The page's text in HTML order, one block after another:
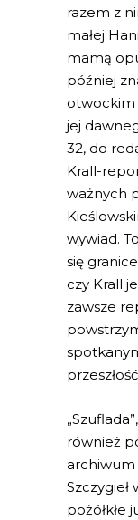
razem z
małej
mamą
później
otwockim
jej
32, do
Krall-
ważnych
wywiad.
się
czy Krall
zawsze
również
archiwum
Szczygieł
pożółkłe